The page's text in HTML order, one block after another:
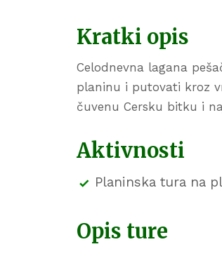
Kratki opis
Celodnevna lagana
planinu i putovati kroz
čuvenu Cersku bitku i
Aktivnosti
Planinska tura na
Opis ture